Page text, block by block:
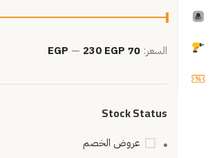
السعر: 70 EGP
— 230 EGP
Stock Status
عروض الخصم